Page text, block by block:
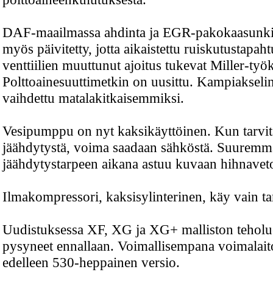
DAF-maailmassa ahdinta ja EGR-
myös päivitetty, jotta aikaistettu
venttiilien muuttunut ajoitus tukevat Miller-
Polttoainesuuttimetkin on uusittu.
vaihdettu matalakitkaisemmiksi.
Vesipumppu on nyt kaksikäyttöinen. Kun
jäähdytystä, voima saadaan sähköstä.
jäähdytystarpeen aikana astuu kuvaan
Ilmakompressori, kaksisylinterinen, käy vain
Uudistuksessa XF, XG ja XG+ malliston
pysyneet ennallaan. Voimallisempana
edelleen 530-heppainen versio.